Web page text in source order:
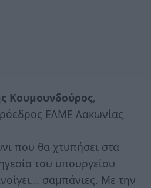
Κουμουνδούρος,
ΕΛΜΕ Λακωνίας
που θα χτυπήσει στα
του υπουργείου
σαμπάνιες. Με την